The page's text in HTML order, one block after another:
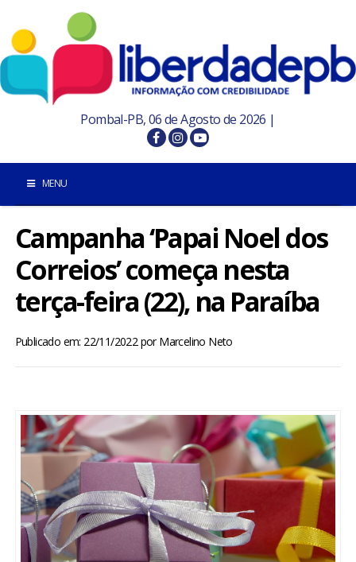
Pombal-PB, 06 de Agosto de 2026 |
MENU
INÍCIO
POMBAL E REGIÃO
PARAÍBA
BRASIL
ESPORTES
ENTRETENIMENTO
ENQUETE
Campanha ‘Papai Noel dos
Correios’ começa nesta
terça-feira (22), na Paraíba
Publicado em: 22/11/2022porMarcelino Neto